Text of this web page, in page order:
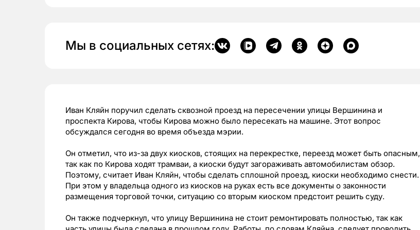
Мы в социальных сетях:
Иван Кляйн поручил сделать сквозной проезд на пересечении улицы Вершинина и
проспекта Кирова, чтобы Кирова можно было пересекать на машине. Этот вопрос
обсуждался сегодня во время объезда мэрии.
Он отметил, что из-за двух киосков, стоящих на перекрестке, переезд может быть опасным,
так как по Кирова ходят трамваи, а киоски будут загораживать автомобилистам обзор.
Поэтому, считает Иван Кляйн, чтобы сделать сплошной проезд, киоски необходимо снести.
При этом у владельца одного из киосков на руках есть все документы о законности
размещения торговой точки, ситуацию со вторым киоском предстоит решить суду.
Он также подчеркнул, что улицу Вершинина не стоит ремонтировать полностью, так как